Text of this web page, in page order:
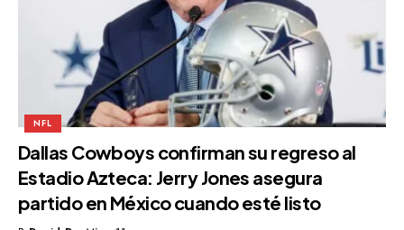
NFL
Dallas Cowboys confirman su regreso al
Estadio Azteca: Jerry Jones asegura
partido en México cuando esté listo